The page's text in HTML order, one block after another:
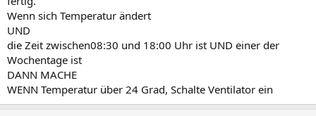
Wenn sich Temperatur ändert
UND
die Zeit zwischen08:30 und 18:00 Uhr ist UND einer der
Wochentage ist
DANN MACHE
WENN Temperatur über 24 Grad, Schalte Ventilator ein